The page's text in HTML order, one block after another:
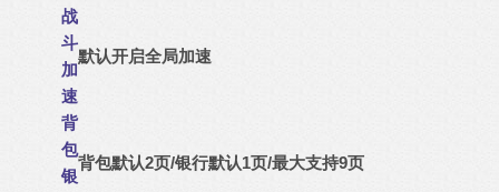
战
斗
加
速
默认开启全局加速
背
包
银
背包默认2页/银行默认1页/最大支持9页